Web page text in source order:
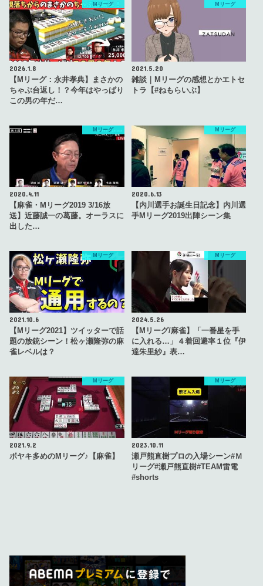
Mリーグ
2026.1.8
【Mリーグ：永井孝典】まさかの
ちゃぶ台返し！？今年はやっぱり
この男の年だ…
Mリーグ
2021.5.20
雑談｜Mリーグの感想とかエトセ
トラ【#ねもらいぶ】
Mリーグ
2020.4.11
【麻雀・Mリーグ2019 3/16放
送】近藤誠一の葛藤。オーラスに
出した…
Mリーグ
2020.6.13
【内川選手お誕生日記念】内川選
手Mリーグ2019出陣シーン集
Mリーグ
2021.10.6
【Mリーグ2021】ツイッターで話
題の放銃シーン！松ヶ瀬隆弥の麻
雀レベルは？
Mリーグ
2024.5.26
【Mリーグ/麻雀】「一番星を手
に入れる…」４着回避率１位『伊
達朱里紗』表…
Mリーグ
2021.9.2
ボヤキ多めのMリーグ♪【麻雀】
Mリーグ
2023.10.11
瀬戸熊直樹プロの入場シーン#Ｍ
リーグ#瀬戸熊直樹#TEAM雷電
#shorts